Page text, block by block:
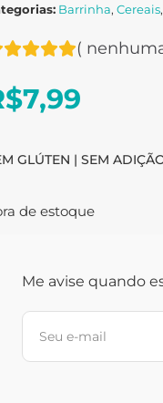
Barrinha, Cereais,
(
7,99
GLÚTEN | SEM
de estoque
Me avise quando